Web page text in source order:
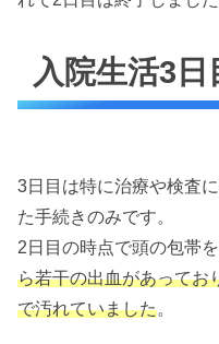
入院生活3日
3日目は特に治療や検査
た手続きのみです。
2日目の時点で頭の包帯
ら若干の出血があってお
で汚れていました。